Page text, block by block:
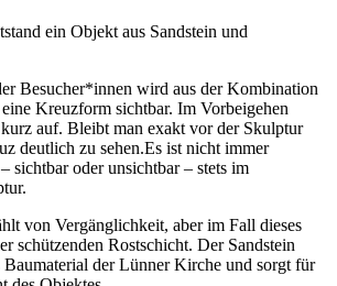
ein Objekt aus Sandstein und
Besucher*innen wird aus der Kombination
Kreuzform sichtbar. Im Vorbeigehen
auf. Bleibt man exakt vor der Skulptur
deutlich zu sehen.Es ist nicht immer
sichtbar oder unsichtbar – stets im
von Vergänglichkeit, aber im Fall dieses
schützenden Rostschicht. Der Sandstein
der Lünner Kirche und sorgt für